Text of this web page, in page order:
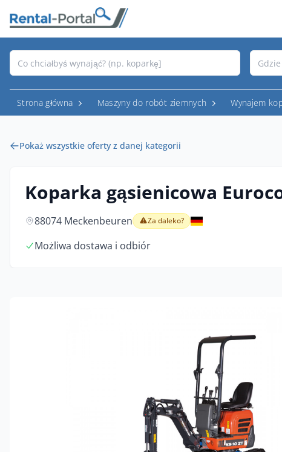
Strona główna Maszyny do robót ziemnych Wynajem
Pokaż wszystkie oferty z danej kategorii
Koparka gąsienicowa
88074 Meckenbeuren Za daleko?
Możliwa dostawa i odbiór